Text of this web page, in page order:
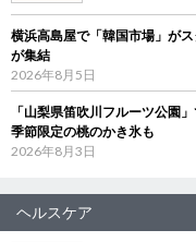
横浜高島屋で「韓国市場」が
が集結
2026年8月5日
「山梨県笛吹川フルーツ公園
季節限定の桃のかき氷も
2026年8月3日
ヘルスケア